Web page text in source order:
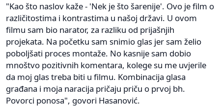
"Kao što naslov kaže - 'Nek je što šarenije'. Ovo je film o
različitostima i kontrastima u našoj državi. U ovom
filmu sam bio narator, za razliku od prijašnjih
projekata. Na početku sam snimio glas jer sam želio
poboljšati proces montaže. No kasnije sam dobio
mnoštvo pozitivnih komentara, kolege su me uvjerile
da moj glas treba biti u filmu. Kombinacija glasa
građana i moja naracija pričaju priču o prvoj bh.
Povorci ponosa", govori Hasanović.